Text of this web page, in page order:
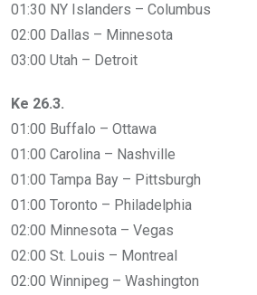
01:30 NY Islanders – Columbus
02:00 Dallas – Minnesota
03:00 Utah – Detroit
Ke 26.3.
01:00 Buffalo – Ottawa
01:00 Carolina – Nashville
01:00 Tampa Bay – Pittsburgh
01:00 Toronto – Philadelphia
02:00 Minnesota – Vegas
02:00 St. Louis – Montreal
02:00 Winnipeg – Washington